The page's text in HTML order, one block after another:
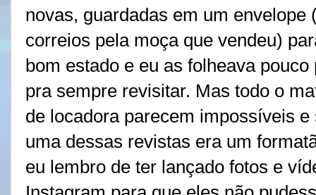
novas, guardadas em um envelope
correios pela moça que vendeu)
bom estado e eu as folheava
pra sempre revisitar. Mas todo o
de locadora parecem impossíveis
uma dessas revistas era um
eu lembro de ter lançado fotos e